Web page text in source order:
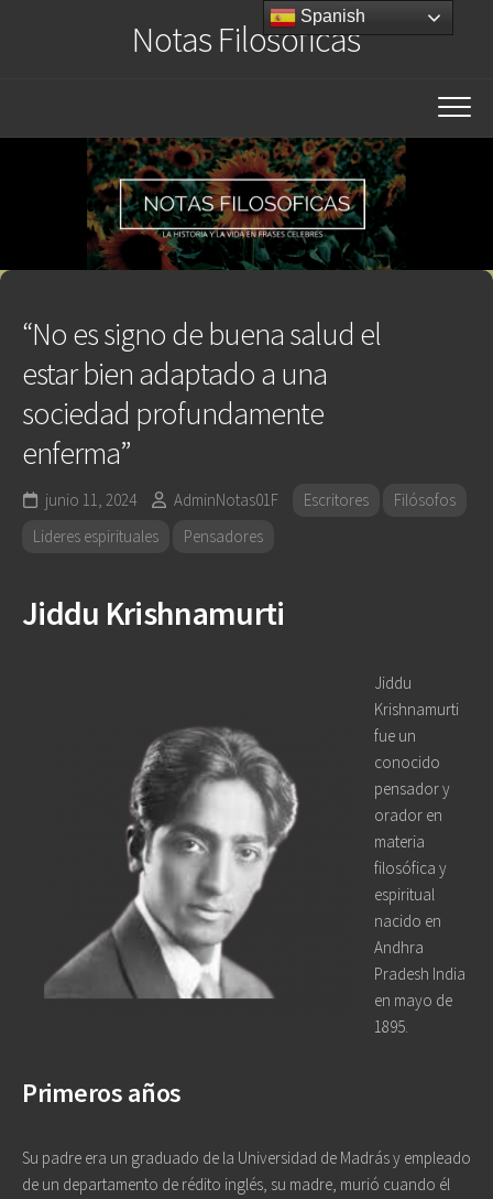
Notas Filosóficas
“No es signo de buena salud el
estar bien adaptado a una
sociedad profundamente
enferma”
junio 11, 2024 AdminNotas01F Escritores
Filósofos
Lideres espirituales
Pensadores
Jiddu Krishnamurti
Jiddu
Krishnamurti
fue un
conocido
pensador y
orador en
materia
filosófica y
espiritual
nacido en
Andhra
Pradesh India
en mayo de
1895.
Primeros años
Su padre era un graduado de la Universidad de Madrás y empleado
de un departamento de rédito inglés, su madre, murió cuando él
Spanish